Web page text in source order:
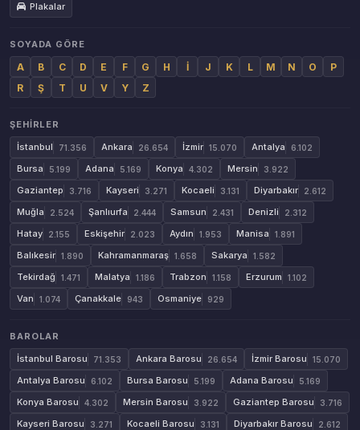
Plakalar
SOYADA GÖRE
A B C D E F G H İ J K L M N O
P
R
Ş T U V Y Z
ŞEHIRLER
İstanbul
71.356 Ankara 26.654 İzmir 15.070 Antalya 6.102
Bursa 5.199 Adana 5.169 Konya 4.302 Mersin 3.922
Gaziantep 3.716 Kayseri 3.271 Kocaeli 3.131 Diyarbakır 2.612
Muğla 2.524 Şanlıurfa 2.444 Samsun 2.431 Denizli 2.312
Hatay 2.155 Eskişehir 2.023 Aydın 1.953 Manisa 1.891
Balıkesir 1.890 Kahramanmaraş 1.658 Sakarya 1.582
Tekirdağ 1.471 Malatya 1.186 Trabzon 1.158 Erzurum 1.102
Van 1.074 Çanakkale 943 Osmaniye 929
BAROLAR
İstanbul Barosu
71.353 Ankara Barosu 26.654 İzmir Barosu 15.070
Antalya Barosu 6.102 Bursa Barosu 5.199 Adana Barosu 5.169
Konya Barosu 4.302 Mersin Barosu 3.922 Gaziantep Barosu 3.716
Kayseri Barosu 3.271 Kocaeli Barosu 3.131 Diyarbakır Barosu 2.612